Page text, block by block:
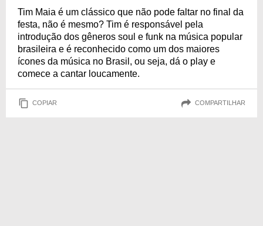
Tim Maia é um clássico que não pode faltar no final da
festa, não é mesmo? Tim é responsável pela
introdução dos gêneros soul e funk na música popular
brasileira e é reconhecido como um dos maiores
ícones da música no Brasil, ou seja, dá o play e
comece a cantar loucamente.
COPIAR COMPARTILHAR